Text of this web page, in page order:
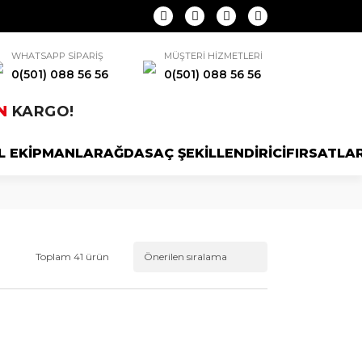
WHATSAPP SİPARİŞ
0(501) 088 56 56
MÜŞTERİ HİZMETLERİ
0(501) 088 56 56
KARGO!
EKİPMANLARAĞDASAÇ ŞEKİLLENDİRİCİ
Toplam 41 ürün